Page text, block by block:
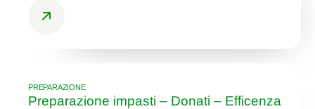
PREPARAZIONE
Preparazione impasti – Donati – Efficenza